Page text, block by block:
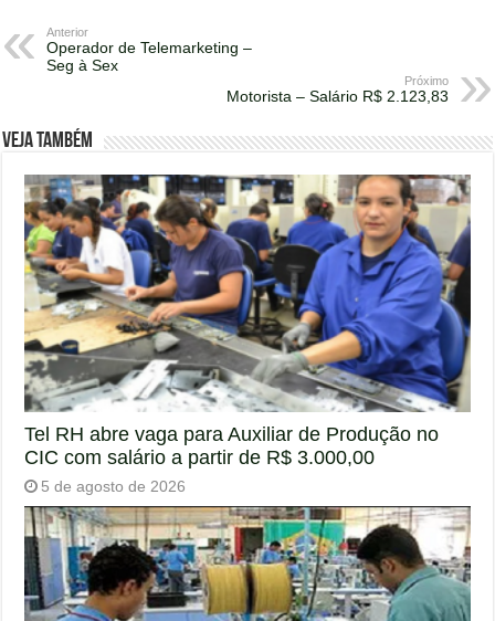
Anterior
Operador de Telemarketing –
Seg à Sex
Próximo
Motorista – Salário R$ 2.123,83
Veja também
Tel RH abre vaga para Auxiliar de Produção no
CIC com salário a partir de R$ 3.000,00
5 de agosto de 2026